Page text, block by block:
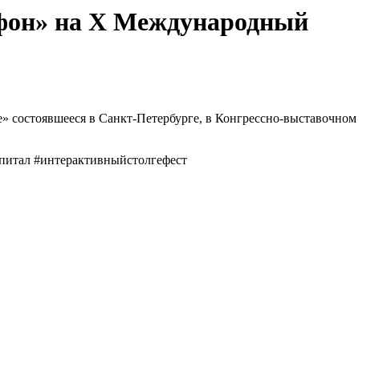
на Х Международный
в Санкт-Петербурге, в Конгрессно-выставочном
#интерактивныйстолгефест